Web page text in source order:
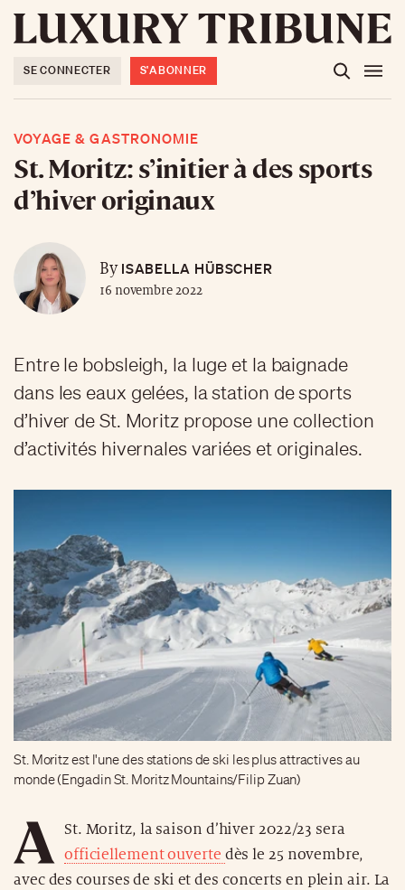
SE CONNECTER S'ABONNER
VOYAGE & GASTRONOMIE
St. Moritz: s’initier à des sports
d’hiver originaux
ByISABELLA HÜBSCHER
16 novembre 2022
Entre le bobsleigh, la luge et la baignade
dans les eaux gelées, la station de sports
d’hiver de St. Moritz propose une collection
d’activités hivernales variées et originales.
St. Moritz est l'une des stations de ski les plus attractives au
monde (Engadin St. Moritz Mountains/Filip Zuan)
A
St. Moritz, la saison d’hiver 2022/23 sera
officiellement ouverte dès le 25 novembre,
avec des courses de ski et des concerts en plein air. La